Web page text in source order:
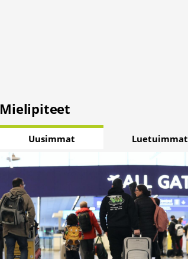
Mielipiteet
Uusimmat Luetuimmat